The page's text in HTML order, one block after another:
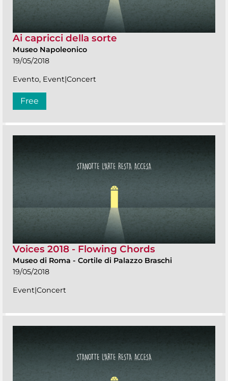
Ai capricci della sorte
Museo Napoleonico
19/05/2018
Evento, Event|Concert
Free
Voices 2018 - Flowing Chords
Museo di Roma - Cortile di Palazzo Braschi
19/05/2018
Event|Concert